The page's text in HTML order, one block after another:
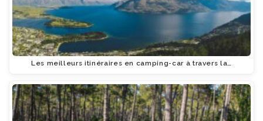
Les meilleurs itinéraires en camping-car à travers la…